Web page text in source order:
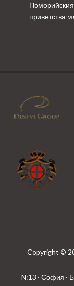
приветства
Copyright ©
N:13 · София ·